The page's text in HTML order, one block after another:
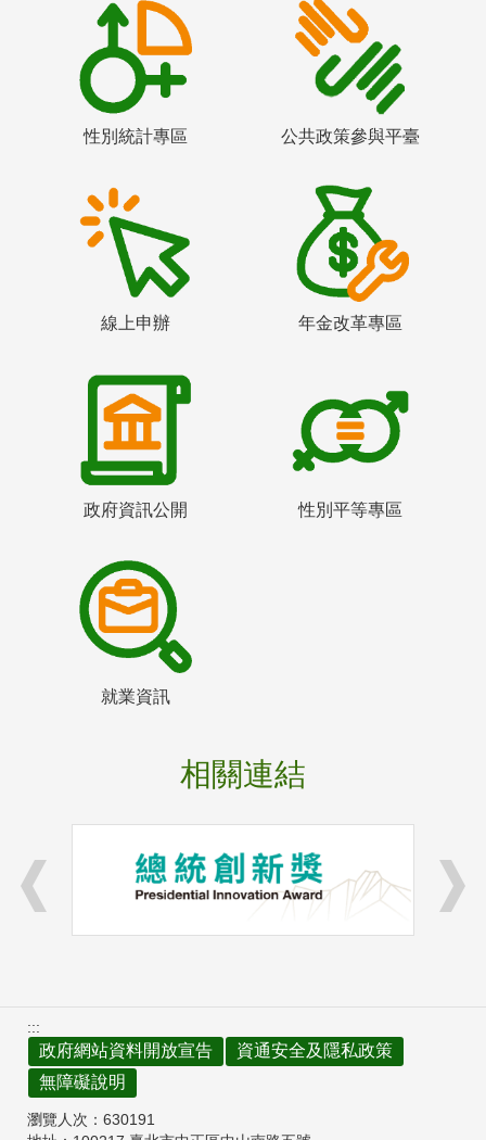
性別統計專區 公共政策參與平臺
線上申辦 年金改革專區
政府資訊公開 性別平等專區
就業資訊
相關連結
:::
政府網站資料開放宣告
資通安全及隱私政策
無障礙說明
瀏覽人次： 630191